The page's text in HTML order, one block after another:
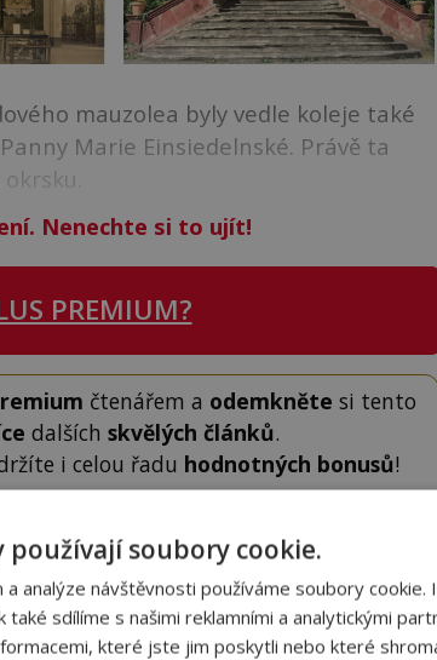
mauzolea byly vedle koleje také
Marie Einsiedelnské. Právě ta
Nenechte si to ujít!
PREMIUM?
čtenářem a odemkněte si tento
dalšíchskvělých článků.
i celou řadu hodnotných bonusů!
ODEMKNOUT ČLÁNEK
soubory cookie.
a analýze návštěvnosti používáme soubory cookie.
také sdílíme s našimi reklamními a analytickými
které jste jim poskytli nebo které